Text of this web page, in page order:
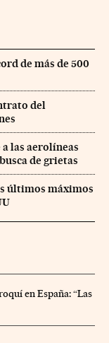
de más de 500
del
las aerolíneas
de grietas
últimos máximos
en España: “Las